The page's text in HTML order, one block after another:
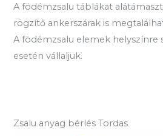
A födémzsalu táblákat
rögzítő ankerszárak is
A födémzsalu elemek helyszínre
esetén vállaljuk.
Zsalu anyag bérlés Tordas